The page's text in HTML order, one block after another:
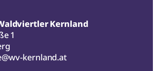
Kernland
1
kernland.at